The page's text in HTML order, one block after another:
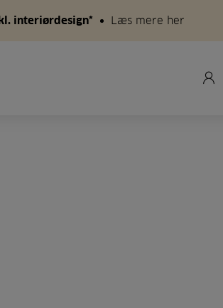
interiørdesign* Læs mere her